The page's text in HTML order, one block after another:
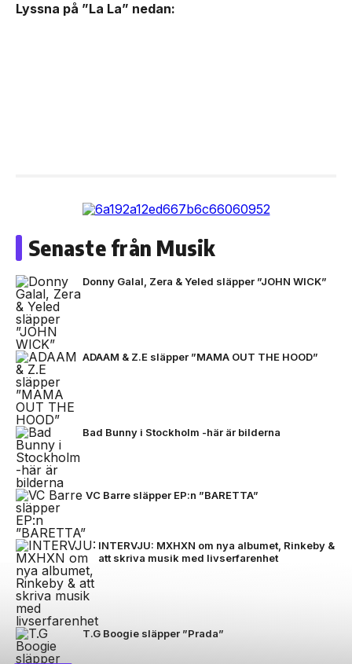
Lyssna på ”La La” nedan:
Senaste från Musik
Donny Galal, Zera & Yeled släpper ”JOHN WICK”
ADAAM & Z.E släpper ”MAMA OUT THE HOOD”
Bad Bunny i Stockholm -här är bilderna
VC Barre släpper EP:n ”BARETTA”
INTERVJU: MXHXN om nya albumet, Rinkeby &
att skriva musik med livserfarenhet
T.G Boogie släpper ”Prada”